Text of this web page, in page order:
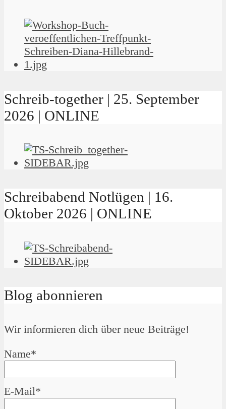
Schreib-together | 25. September
2026 | ONLINE
Schreibabend Notlügen | 16.
Oktober 2026 | ONLINE
Blog abonnieren
Wir informieren dich über neue Beiträge!
Name*
E-Mail*